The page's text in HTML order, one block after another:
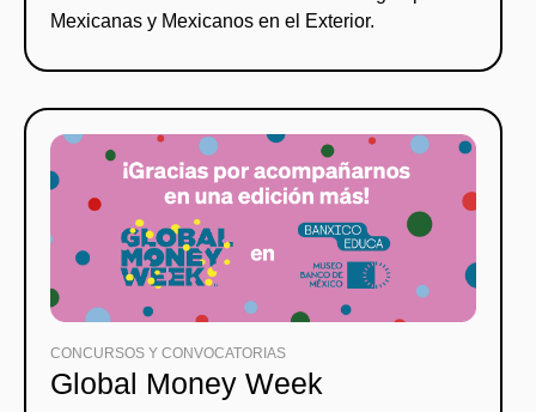
Mexicanas y Mexicanos en el Exterior.
CONCURSOS Y CONVOCATORIAS
Global Money Week